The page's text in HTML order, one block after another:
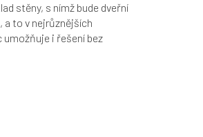
stěny, s nímž bude dveřní
a to v nejrůznějších
i řešení bez